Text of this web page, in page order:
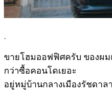
.
ขายโฮมออฟฟิศครับ ของผม
กว่าซื้อคอนโดเยอะ
อยู่หมู่บ้านกลางเมืองรัชดาล